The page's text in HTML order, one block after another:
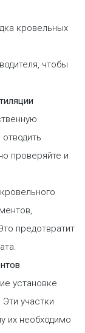
кровельных
чтобы
проверяйте и
предотвратит
установке
участки
их необходимо